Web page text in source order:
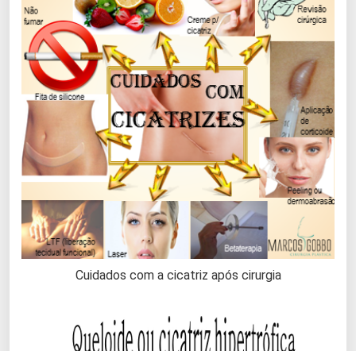
Cuidados com a cicatriz após cirurgia